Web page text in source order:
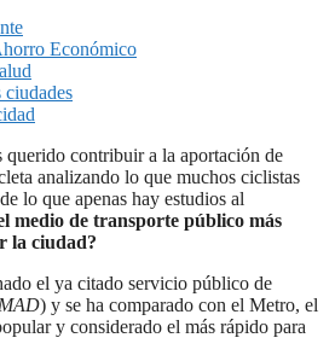
Económico
ciudades
querido contribuir a la aportación de
analizando lo que muchos ciclistas
lo que apenas hay estudios al
medio de transporte público más
la ciudad?
el ya citado servicio público de
) y se ha comparado con el Metro, el
y considerado el más rápido para